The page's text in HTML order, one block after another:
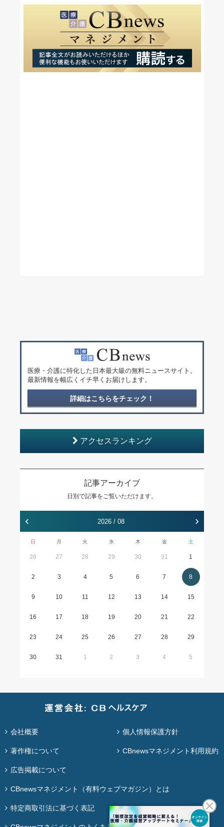
医療・介護に特化した日本最大級の無料ニュースサイト。
最新情報を幅広くイチ早くお届けします。
詳細はこちらをチェック！
アクセスランキング
記事アーカイブ
日別で記事をご覧いただけます。
‹ 2026 / 08 ›
日 月 火 水 木 金 土
26 27 28 29 30 31 1
2 3 4 5 6 7 8
9 10 11 12 13 14 15
16 17 18 19 20 21 22
23 24 25 26 27 28 29
30 31 1 2 3 4 5
会社概要 個人情報保護方針
著作権について CBnewsマネジメント利用規約
広告掲載について
CBnewsマネジメント（有料ウェブマガジン）とは
特定商取引法に基づく表記